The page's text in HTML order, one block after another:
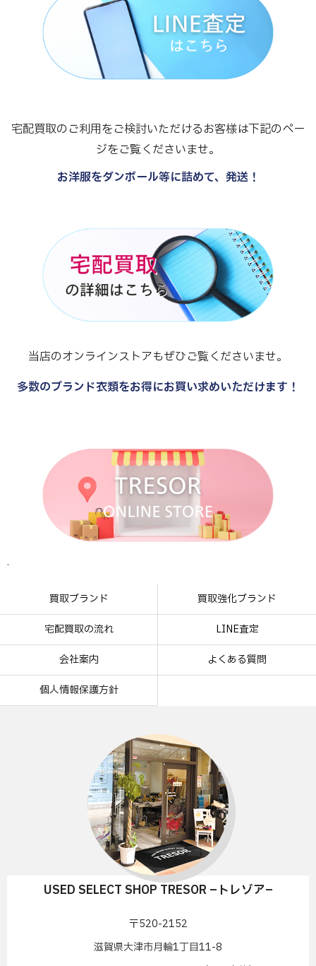
宅配買取のご利用をご検討いただけるお客様は下記のペー
ジをご覧くださいませ。
お洋服をダンボール等に詰めて、発送！
当店のオンラインストアもぜひご覧くださいませ。
多数のブランド衣類をお得にお買い求めいただけます！
.
買取ブランド 買取強化ブランド
宅配買取の流れ LINE査定
会社案内 よくある質問
個人情報保護方針
USED SELECT SHOP TRESOR –トレゾア–
〒520-2152
滋賀県大津市月輪1丁目11-8